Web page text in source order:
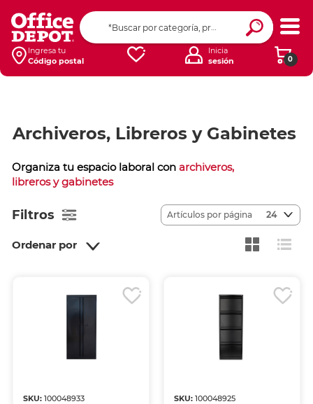
Ingresa tu
Código postal
0
Inicia
sesión
Archiveros, Libreros y Gabinetes
Organiza tu espacio laboral conarchiveros,
libreros y gabinetes
Filtros
Ordenar por
Artículos por página 24
SKU:100048933
SKU: 100048925